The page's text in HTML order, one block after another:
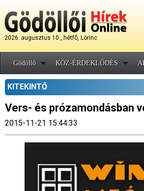
2026. augusztus 10., hétfõ, Lörinc
Gödöllő KÖZ-ÉRDEKLŐDÉS
KITEKINTŐ
Vers- és prózamondásban
2015-11-21 15:44:33